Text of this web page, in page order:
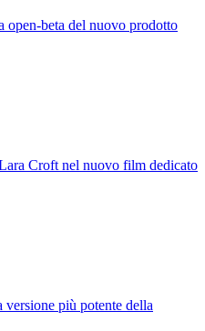
open-beta del nuovo prodotto
Croft nel nuovo film dedicato
più potente della